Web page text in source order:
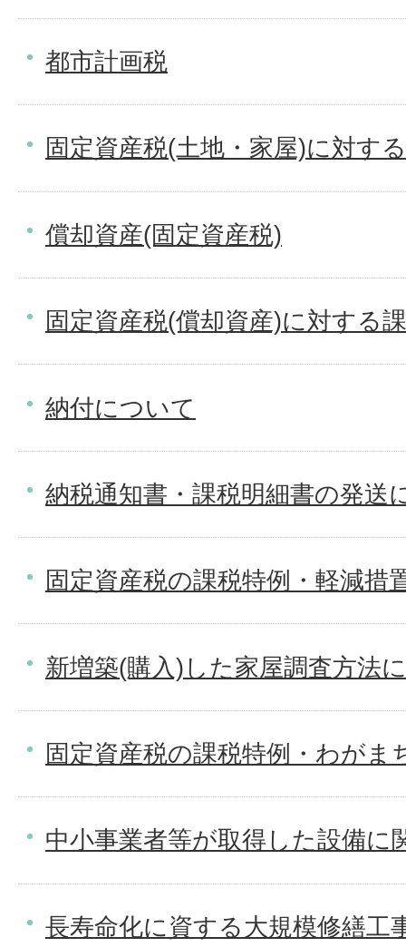
都市計画税
固定資産税(土地・家屋)に対す
償却資産(固定資産税)
固定資産税(償却資産)に対する
納付について
納税通知書・課税明細書の発送
固定資産税の課税特例・軽減措
新増築(購入)した家屋調査方法
固定資産税の課税特例・わがま
中小事業者等が取得した設備に
長寿命化に資する大規模修繕工